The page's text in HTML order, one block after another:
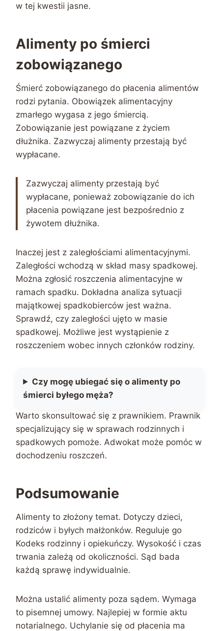
w tej kwestii jasne.
Alimenty po śmierci
zobowiązanego
Śmierć zobowiązanego do płacenia alimentów
rodzi pytania. Obowiązek alimentacyjny
zmarłego wygasa z jego śmiercią.
Zobowiązanie jest powiązane z życiem
dłużnika. Zazwyczaj alimenty przestają być
wypłacane.
Zazwyczaj alimenty przestają być
wypłacane, ponieważ zobowiązanie do ich
płacenia powiązane jest bezpośrednio z
żywotem dłużnika.
Inaczej jest z zaległościami alimentacyjnymi.
Zaległości wchodzą w skład masy spadkowej.
Można zgłosić roszczenia alimentacyjne w
ramach spadku. Dokładna analiza sytuacji
majątkowej spadkobierców jest ważna.
Sprawdź, czy zaległości ujęto w masie
spadkowej. Możliwe jest wystąpienie z
roszczeniem wobec innych członków rodziny.
Czy mogę ubiegać się o alimenty po
śmierci byłego męża?
Warto skonsultować się z prawnikiem. Prawnik
specjalizujący się w sprawach rodzinnych i
spadkowych pomoże. Adwokat może pomóc w
dochodzeniu roszczeń.
Podsumowanie
Alimenty to złożony temat. Dotyczy dzieci,
rodziców i byłych małżonków. Reguluje go
Kodeks rodzinny i opiekuńczy. Wysokość i czas
trwania zależą od okoliczności. Sąd bada
każdą sprawę indywidualnie.
Można ustalić alimenty poza sądem. Wymaga
to pisemnej umowy. Najlepiej w formie aktu
notarialnego. Uchylanie się od płacenia ma